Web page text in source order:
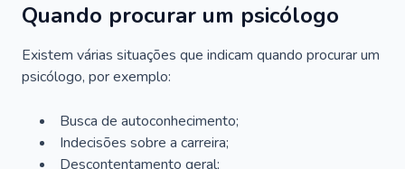
Quando procurar um psicólogo
Existem várias situações que indicam quando procurar um
psicólogo, por exemplo:
Busca de autoconhecimento;
Indecisões sobre a carreira;
Descontentamento geral;